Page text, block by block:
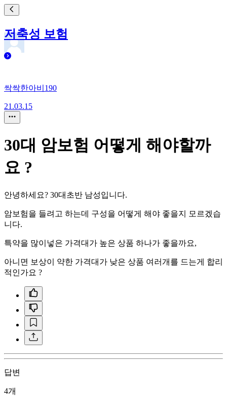
저축성 보험
싹싹한아비190
21.03.15
30대 암보험 어떻게 해야할까
요 ?
안녕하세요? 30대초반 남성입니다.
암보험을 들려고 하는데 구성을 어떻게 해야 좋을지 모르겠습
니다.
특약을 많이넣은 가격대가 높은 상품 하나가 좋을까요,
아니면 보상이 약한 가격대가 낮은 상품 여러개를 드는게 합리
적인가요 ?
답변
4개